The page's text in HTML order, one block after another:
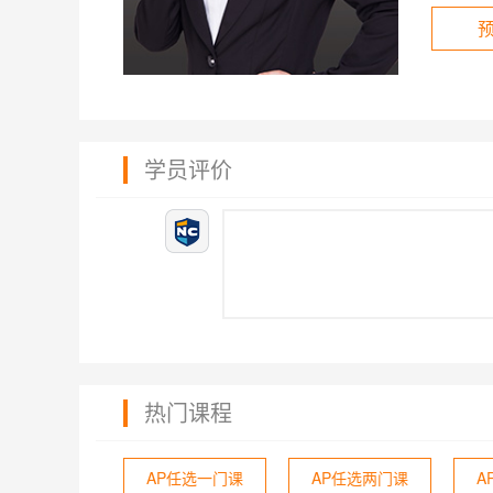
学员评价
热门课程
AP任选一门课 AP任选两门课